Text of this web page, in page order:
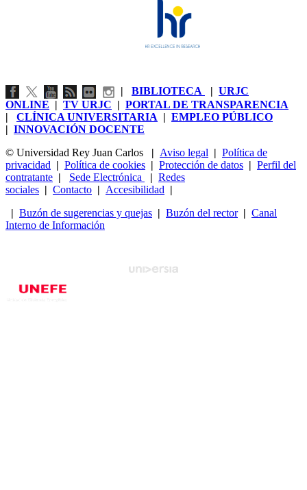
| BIBLIOTECA | URJC
ONLINE | TV URJC | PORTAL DE TRANSPARENCIA
| CLÍNICA UNIVERSITARIA | EMPLEO PÚBLICO
| INNOVACIÓN DOCENTE
© Universidad Rey Juan Carlos
| Aviso legal | Política de
privacidad | Política de cookies | Protección de datos | Perfil del
contratante | Sede Electrónica | Redes
sociales | Contacto | Accesibilidad |
| Buzón de sugerencias y quejas | Buzón del rector| Canal
Interno de Información